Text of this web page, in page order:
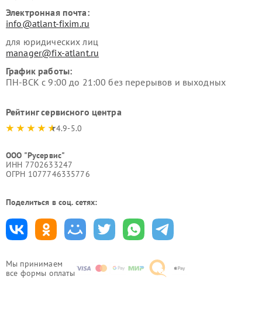
Мы принимаем
все формы оплаты
Электронная почта:
info@atlant-fixim.ru
для юридических лиц
manager@fix-atlant.ru
График работы:
ПН-ВСК с 9:00 до 21:00 без перерывов и выходных
Рейтинг сервисного центра
4.9-5.0
ООО "Русервис"
ИНН 7702633247
ОГРН 1077746335776
Поделиться в соц. сетях: